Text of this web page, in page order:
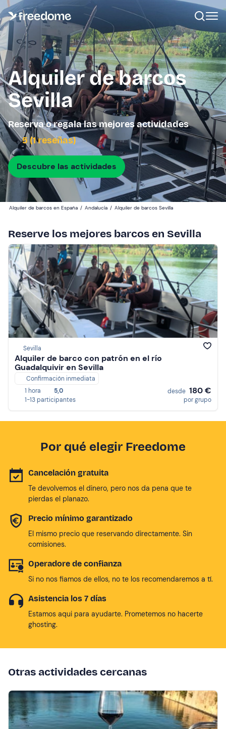
Alquiler de barcos
Sevilla
Reserva o regala las mejores actividades
5 (1 reseñas)
Descubre las actividades
Alquiler de barcos en España / Andalucía / Alquiler de barcos Sevilla
Reserve los mejores barcos en Sevilla
Sevilla
Alquiler de barco con patrón en el río
Guadalquivir en Sevilla
Confirmación inmediata
1 hora
5,0
1-13 participantes
desde 180 €
por grupo
Por qué elegir Freedome
Cancelación gratuita
Te devolvemos el dinero, pero nos da pena que te
pierdas el planazo.
Precio mínimo garantizado
El mismo precio que reservando directamente. Sin
comisiones.
Operadore de confianza
Si no nos fiamos de ellos, no te los recomendaremos a tí.
Asistencia los 7 días
Estamos aqui para ayudarte. Prometemos no hacerte
ghosting.
Otras actividades cercanas